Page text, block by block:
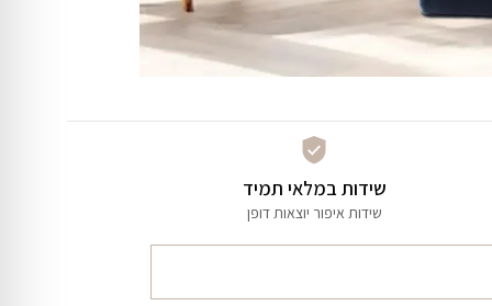
שידות במלאי תמיד
שידות איפור יוצאות דופן